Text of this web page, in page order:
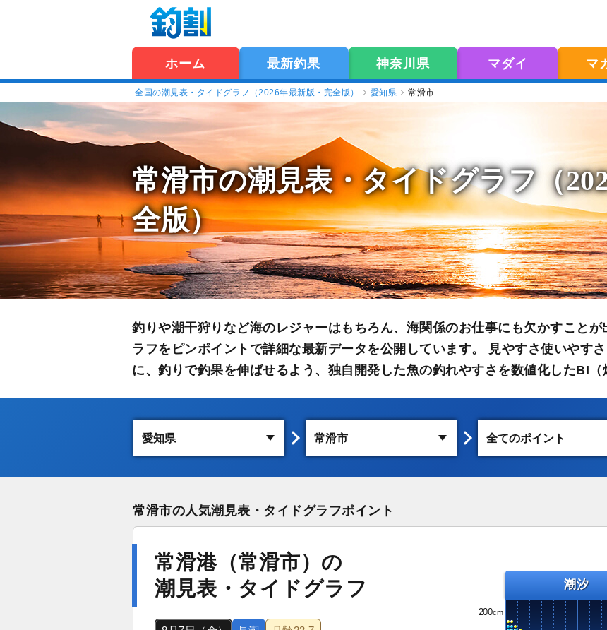
ホーム 最新釣果 神奈川県 マダイ マ
全国の潮見表・タイドグラフ（2026年最新版・完全版） 愛知県 常滑市
常滑市の潮見表・タイドグラフ（
全版）
釣りや潮干狩りなど海のレジャーはもちろん、海関係のお仕事にも欠かすこと
ラフをピンポイントで詳細な最新データを公開しています。 見やすさ使いやす
に、釣りで釣果を伸ばせるよう、独自開発した魚の釣れやすさを数値化したBI（
常滑市の人気潮見表・タイドグラフポイント
常滑港（常滑市）の
潮見表・タイドグラフ
潮汐
200